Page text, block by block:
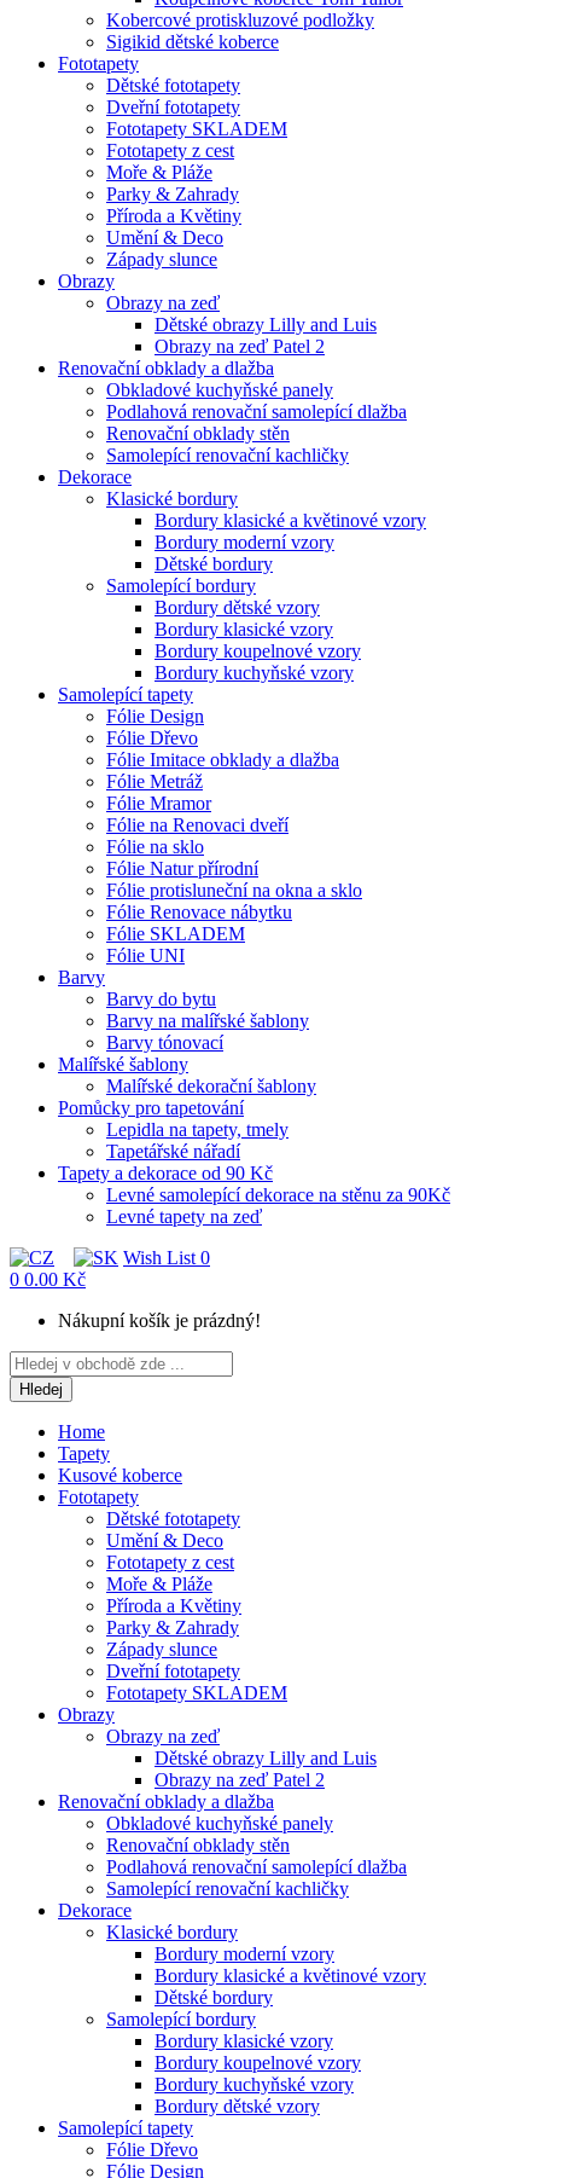
Kobercové protiskluzové podložky
Sigikid dětské koberce
Fototapety
Dětské fototapety
Dveřní fototapety
Fototapety SKLADEM
Fototapety z cest
Moře & Pláže
Parky & Zahrady
Příroda a Květiny
Umění & Deco
Západy slunce
Obrazy
Obrazy na zeď
Dětské obrazy Lilly and Luis
Obrazy na zeď Patel 2
Renovační obklady a dlažba
Obkladové kuchyňské panely
Podlahová renovační samolepící dlažba
Renovační obklady stěn
Samolepící renovační kachličky
Dekorace
Klasické bordury
Bordury klasické a květinové vzory
Bordury moderní vzory
Dětské bordury
Samolepící bordury
Bordury dětské vzory
Bordury klasické vzory
Bordury koupelnové vzory
Bordury kuchyňské vzory
Samolepící tapety
Fólie Design
Fólie Dřevo
Fólie Imitace obklady a dlažba
Fólie Metráž
Fólie Mramor
Fólie na Renovaci dveří
Fólie na sklo
Fólie Natur přírodní
Fólie protisluneční na okna a sklo
Fólie Renovace nábytku
Fólie SKLADEM
Fólie UNI
Barvy
Barvy do bytu
Barvy na malířské šablony
Barvy tónovací
Malířské šablony
Malířské dekorační šablony
Pomůcky pro tapetování
Lepidla na tapety, tmely
Tapetářské nářadí
Tapety a dekorace od 90 Kč
Levné samolepící dekorace na stěnu za 90Kč
Levné tapety na zeď
Wish List 0
0 0.00 Kč
Nákupní košík je prázdný!
Hledej
Home
Tapety
Kusové koberce
Fototapety
Dětské fototapety
Umění & Deco
Fototapety z cest
Moře & Pláže
Příroda a Květiny
Parky & Zahrady
Západy slunce
Dveřní fototapety
Fototapety SKLADEM
Obrazy
Obrazy na zeď
Dětské obrazy Lilly and Luis
Obrazy na zeď Patel 2
Renovační obklady a dlažba
Obkladové kuchyňské panely
Renovační obklady stěn
Podlahová renovační samolepící dlažba
Samolepící renovační kachličky
Dekorace
Klasické bordury
Bordury moderní vzory
Bordury klasické a květinové vzory
Dětské bordury
Samolepící bordury
Bordury klasické vzory
Bordury koupelnové vzory
Bordury kuchyňské vzory
Bordury dětské vzory
Samolepící tapety
Fólie Dřevo
Fólie Design